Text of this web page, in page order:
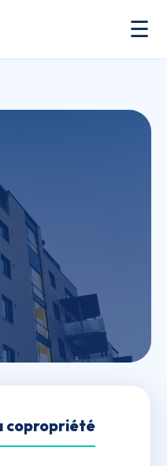
☰
GARE
copropriété